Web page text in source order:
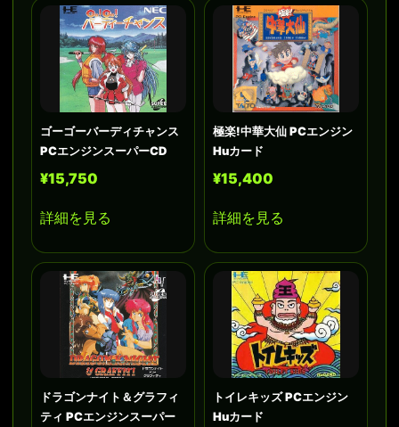
ゴーゴーバーディチャンス
PCエンジンスーパーCD
¥15,750
詳細を見る
極楽!中華大仙 PCエンジン
Huカード
¥15,400
詳細を見る
ドラゴンナイト＆グラフィ
ティ PCエンジンスーパー
トイレキッズ PCエンジン
Huカード